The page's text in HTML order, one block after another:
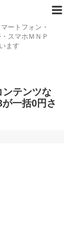
ートフォン・
スマホＭＮＰ
ます
ンテンツな
一括0円さ